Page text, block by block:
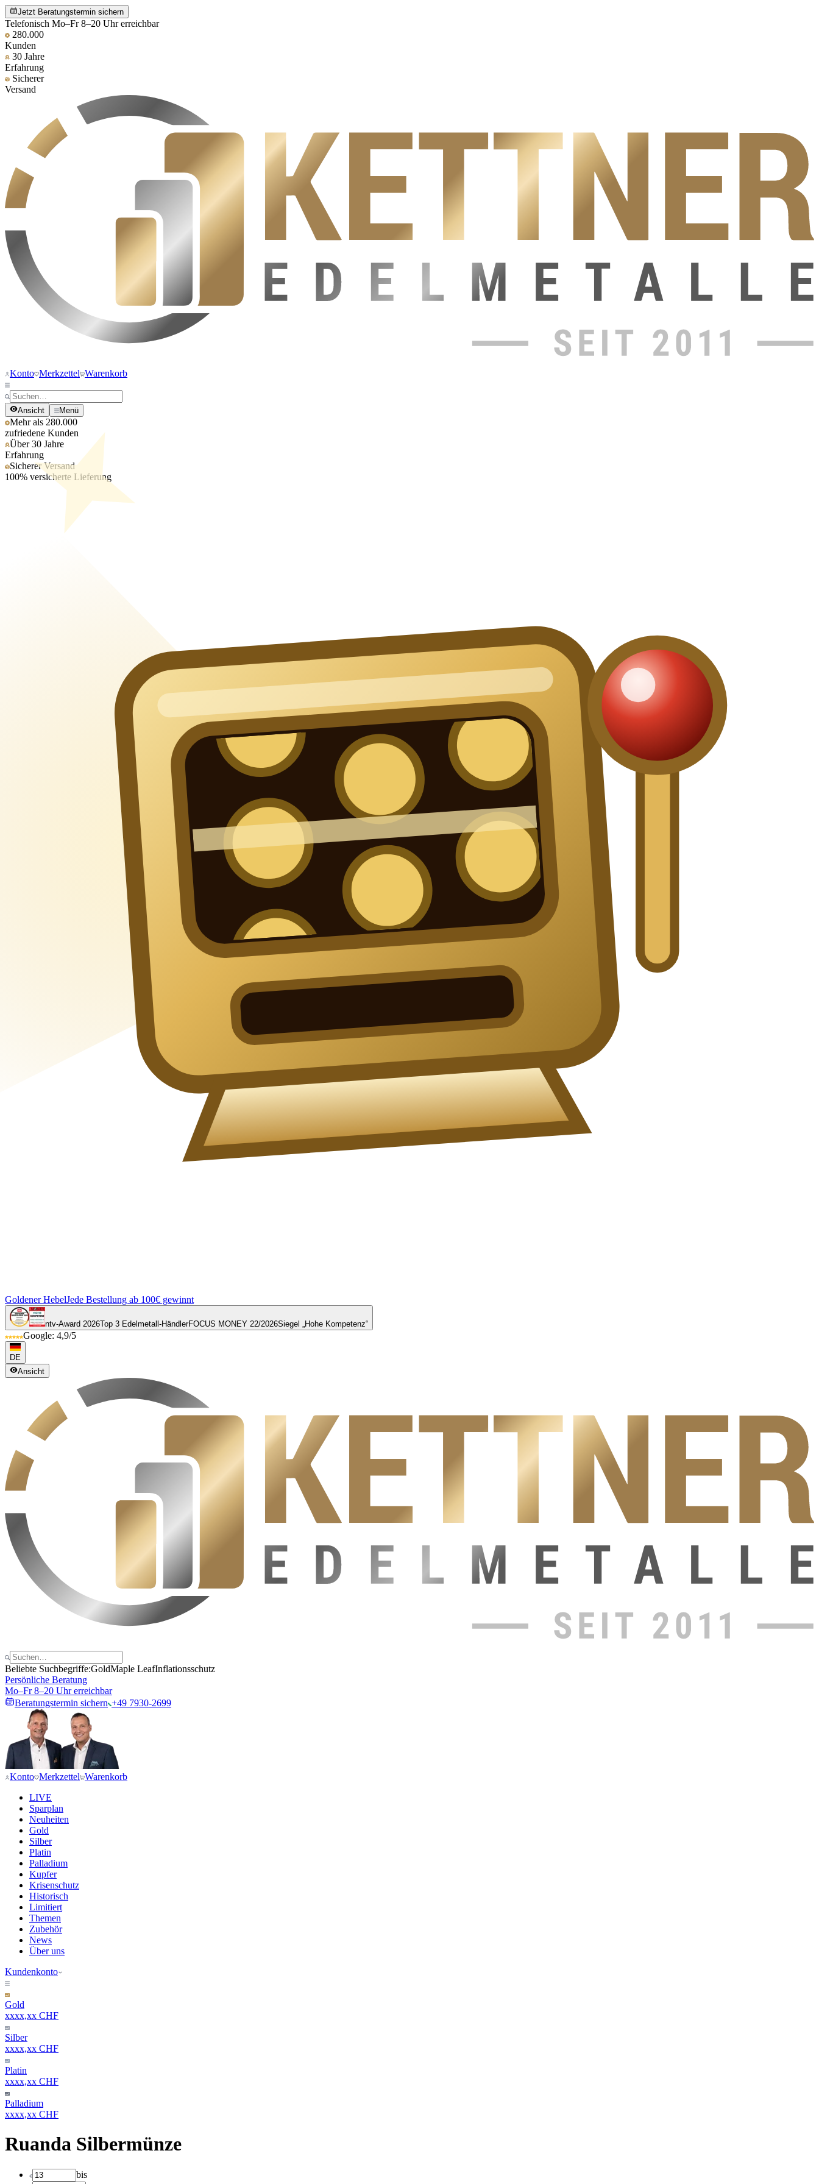
Jetzt Beratungstermin sichern
Telefonisch Mo–Fr 8–20 Uhr erreichbar
280.000
Kunden
30 Jahre
Erfahrung
Sicherer
Versand
Konto Merkzettel Warenkorb
Ansicht Menü
Mehr als 280.000
zufriedene Kunden
Über 30 Jahre
Erfahrung
Sicherer Versand
100% versicherte Lieferung
Goldener HebelJede Bestellung ab 100€ gewinnt
ntv-Award 2026Top 3 Edelmetall-HändlerFOCUS MONEY 22/2026Siegel „Hohe Kompetenz“
Google: 4,9/5
DE
Ansicht
Beliebte Suchbegriffe:GoldMaple LeafInflationsschutz
Persönliche Beratung
Mo–Fr 8–20 Uhr erreichbar
Beratungstermin sichern +49 7930-2699
Konto Merkzettel Warenkorb
LIVE
Sparplan
Neuheiten
Gold
Silber
Platin
Palladium
Kupfer
Krisenschutz
Historisch
Limitiert
Themen
Zubehör
News
Über uns
Kundenkonto
Gold
xxxx,xx CHF
Silber
xxxx,xx CHF
Platin
xxxx,xx CHF
Palladium
xxxx,xx CHF
Ruanda Silbermünze
bis